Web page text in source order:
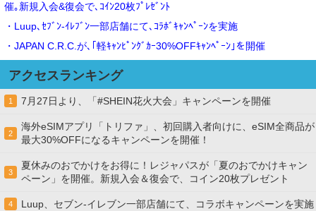
催｡新規入会&復会で､ｺｲﾝ20枚ﾌﾟﾚｾﾞﾝﾄ
・Luup､ｾﾌﾞﾝ‐ｲﾚﾌﾞﾝ一部店舗にて､ｺﾗﾎﾞｷｬﾝﾍﾟｰﾝを実施
・JAPAN C.R.C.が､｢軽ｷｬﾝﾋﾟﾝｸﾞｶｰ30%OFFｷｬﾝﾍﾟｰﾝ｣を開催
アクセスランキング
1 7月27日より、「#SHEIN花火大会」キャンペーンを開催
2
海外eSIMアプリ「トリファ」、初回購入者向けに、eSIM全商品が
最大30%OFFになるキャンペーンを開催！
3
夏休みのおでかけをお得に！レジャパスが「夏のおでかけキャン
ペーン」を開催。新規入会＆復会で、コイン20枚プレゼント
4 Luup、セブン‐イレブン一部店舗にて、コラボキャンペーンを実施